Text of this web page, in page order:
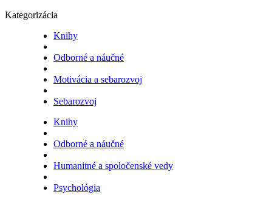
Kategorizácia
Knihy
Odborné a náučné
Motivácia a sebarozvoj
Sebarozvoj
Knihy
Odborné a náučné
Humanitné a spoločenské vedy
Psychológia